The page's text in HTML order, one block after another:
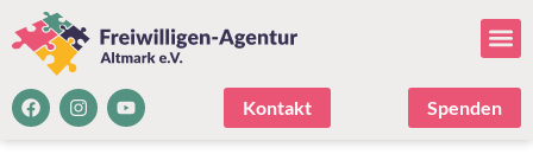
Kontakt Spenden